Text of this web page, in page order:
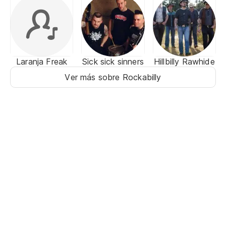
Laranja Freak Sick sick sinners
Hillbilly Rawhide
Ver más sobre Rockabilly